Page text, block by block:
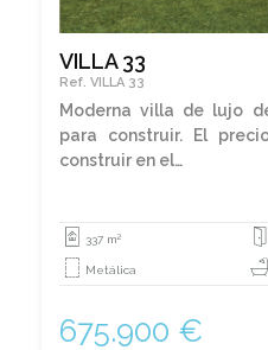
VILLA 33
Ref. VILLA 33
Moderna villa de lujo
para construir. El
construir en el…
337 m2
Metálica
675.900 €